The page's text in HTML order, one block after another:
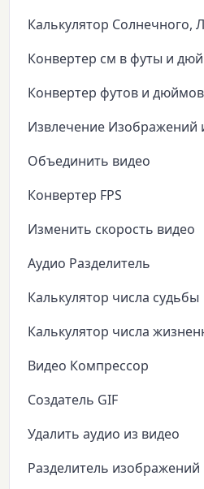
Калькулятор Солнечного,
Конвертер см в футы и
Конвертер футов и
Извлечение Изображений
Объединить видео
Конвертер FPS
Изменить скорость видео
Аудио Разделитель
Калькулятор числа судьбы
Калькулятор числа
Видео Компрессор
Создатель GIF
Удалить аудио из видео
Разделитель изображений